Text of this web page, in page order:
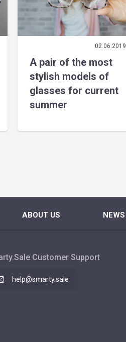
02.06.2019
A pair of the most
stylish models of
glasses for current
summer
ABOUT US NEWS
Customer Support
help@smarty.sale